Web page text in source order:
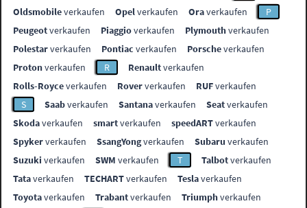
Oldsmobileverkaufen Opelverkaufen Oraverkaufen
P
Peugeotverkaufen Piaggioverkaufen Plymouthverkaufen
Polestarverkaufen Pontiac verkaufen Porscheverkaufen
Protonverkaufen R Renaultverkaufen
Rolls-Royceverkaufen Roververkaufen RUFverkaufen
S
Saabverkaufen Santanaverkaufen Seatverkaufen
Skodaverkaufen smartverkaufen speedARTverkaufen
Spykerverkaufen SsangYongverkaufen Subaru verkaufen
Suzuki verkaufen SWM verkaufen T Talbotverkaufen
Tataverkaufen TECHARTverkaufen Teslaverkaufen
Toyotaverkaufen Trabantverkaufen Triumphverkaufen